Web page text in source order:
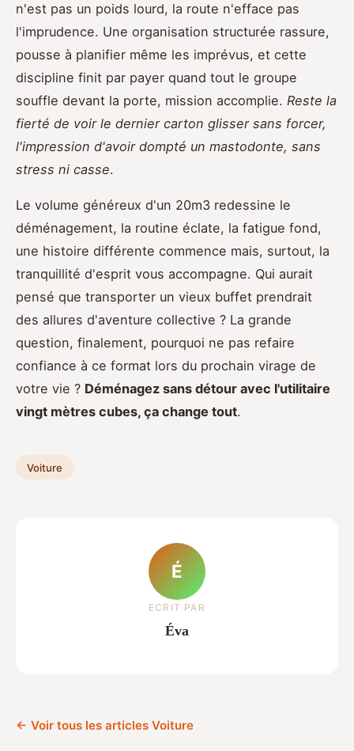
n'est pas un poids lourd, la route n'efface pas
l'imprudence. Une organisation structurée rassure,
pousse à planifier même les imprévus, et cette
discipline finit par payer quand tout le groupe
souffle devant la porte, mission accomplie. Reste la
fierté de voir le dernier carton glisser sans forcer,
l'impression d'avoir dompté un mastodonte, sans
stress ni casse.
Le volume généreux d'un 20m3 redessine le
déménagement, la routine éclate, la fatigue fond,
une histoire différente commence mais, surtout, la
tranquillité d'esprit vous accompagne. Qui aurait
pensé que transporter un vieux buffet prendrait
des allures d'aventure collective ? La grande
question, finalement, pourquoi ne pas refaire
confiance à ce format lors du prochain virage de
votre vie ? Déménagez sans détour avec l'utilitaire
vingt mètres cubes, ça change tout.
Voiture
É
ECRIT PAR
Éva
← Voir tous les articles Voiture